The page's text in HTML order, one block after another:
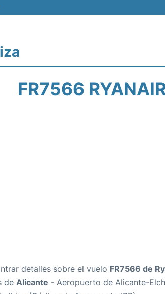
FR7566
detalles sobre el vuelo FR7566 de
de Alicante - Aeropuerto de Alicante-